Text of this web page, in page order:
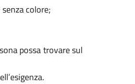
colore;
possa trovare sul